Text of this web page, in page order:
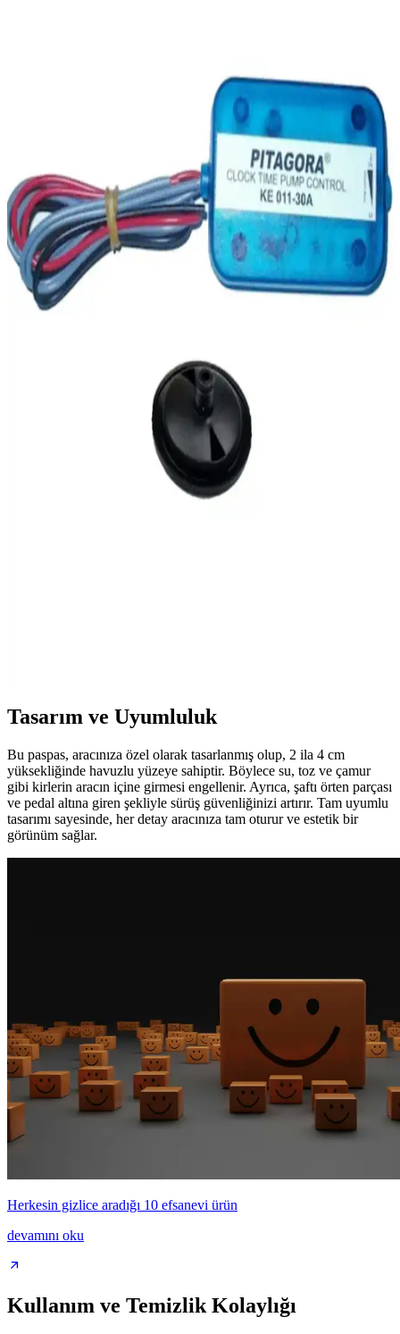
Fonksiyonellik Sunan Çeşitler
Sarı ışıklı masa lambaları, estetik ve fonksiyonel tasarımlarıyla
yaşam alanlarına sıcaklık katarken, çeşitli tasarım ve malzeme
seçenekleriyle her dekorasyona uyum sağlar.
Photon Duo ve Photon Mono LED Xenon Far
Ampulleri Karşılaştırması ve Performans Analizi
Photon Duo ve Photon Mono LED Xenon far ampulleri, farklı
özellikleri ve performanslarıyla öne çıkıyor. Bu karşılaştırma,
aydınlatma gücü, montaj, dayanıklılık ve kullanıcı memnuniyetine
odaklanarak en uygun seçimi yapmanıza yardımcı olur.
NKT GROUP'un 5 mm genişliğinde, 5 metre uzunluğundaki krom
nikelaj şeridi, dayanıklı ve estetik yapısıyla otomotiv ve mobilya
sektöründe tercih edilir. Uygulama kolaylığı sağlar ve çeşitli
Fiat Doblo için OEK 735419843 Tavan Lambası
Detaylı İnceleme ve Kullanıcı Yorumları
Tasarım ve Uyumluluk
Bu paspas, aracınıza özel olarak tasarlanmış olup, 2 ila 4 cm
yüksekliğinde havuzlu yüzeye sahiptir. Böylece su, toz ve çamur
gibi kirlerin aracın içine girmesi engellenir. Ayrıca, şaftı örten parçası
ve pedal altına giren şekliyle sürüş güvenliğinizi artırır. Tam uyumlu
tasarımı sayesinde, her detay aracınıza tam oturur ve estetik bir
görünüm sağlar.
Herkesin gizlice aradığı 10 efsanevi ürün
devamını oku
Kullanım ve Temizlik Kolaylığı